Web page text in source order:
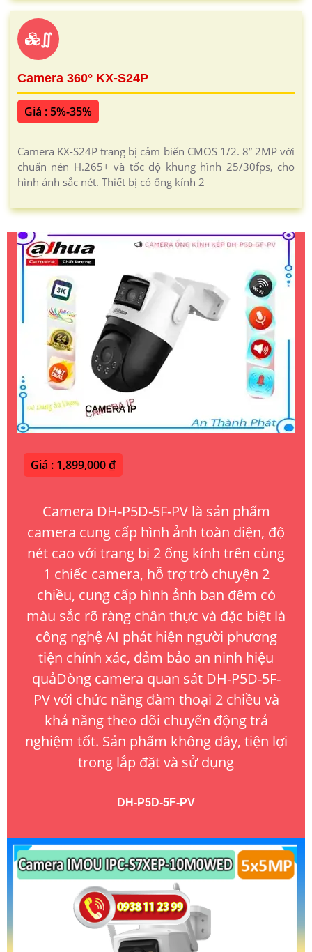
∬
Camera 360° KX-S24P
Giá : 5%-35%
Camera KX-S24P trang bị cảm biến CMOS 1/2. 8” 2MP với
chuẩn nén H.265+ và tốc độ khung hình 25/30fps, cho
hình ảnh sắc nét. Thiết bị có ống kính 2
Giá : 1,899,000 ₫
Camera DH-P5D-5F-PV là sản phẩm
camera cung cấp hình ảnh toàn diện, độ
nét cao với trang bị 2 ống kính trên cùng
1 chiếc camera, hỗ trợ trò chuyện 2
chiều, cung cấp hình ảnh ban đêm có
màu sắc rõ ràng chân thực và đặc biệt là
công nghệ AI phát hiện người phương
tiện chính xác, đảm bảo an ninh hiệu
quảDòng camera quan sát DH-P5D-5F-
PV với chức năng đàm thoại 2 chiều và
khả năng theo dõi chuyển động trả
nghiệm tốt. Sản phẩm không dây, tiện lợi
trong lắp đặt và sử dụng
DH-P5D-5F-PV